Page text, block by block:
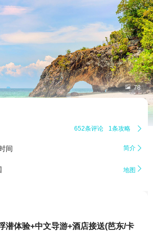
 78
652条评论 1条攻略 
间 简介 
地图 
潜体验+中文导游+酒店接送(芭东/卡